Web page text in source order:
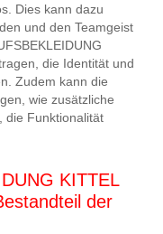
Dies kann dazu
und den Teamgeist
die Identität und
Zudem kann die
wie zusätzliche
die Funktionalität
KITTEL
der